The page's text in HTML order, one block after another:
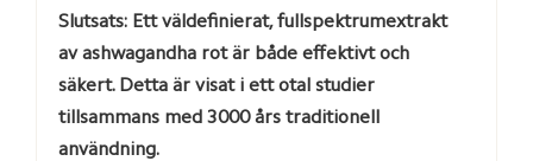
Slutsats: Ett väldefinierat, fullspektrumextrakt
av ashwagandha rot är både effektivt och
säkert. Detta är visat i ett otal studier
tillsammans med 3000 års traditionell
användning.